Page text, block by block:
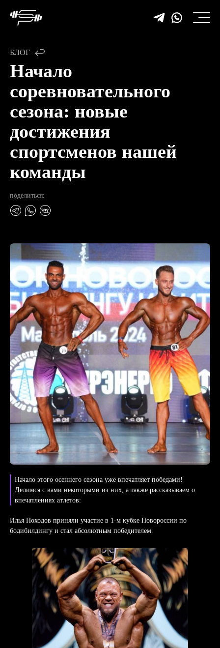
БЛОГ
Начало
соревновательного
сезона: новые
достижения
спортсменов нашей
команды
поделиться:
Начало этого осеннего сезона уже впечатляет победами!
Делимся с вами некоторыми из них, а также рассказываем о
впечатлениях атлетов:
Илья Походов приняли участие в 1-м кубке Новороссии по
бодибилдингу и стал абсолютным победителем.